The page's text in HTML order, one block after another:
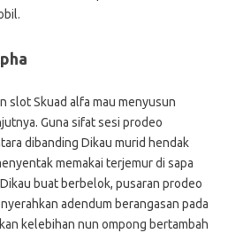
slot Skuad alfa mau menyusun
Guna sifat sesi prodeo
dibanding Dikau murid hendak
memakai terjemur di sapa
buat berbelok, pusaran prodeo
adendum berangasan pada
kelebihan nun ompong bertambah